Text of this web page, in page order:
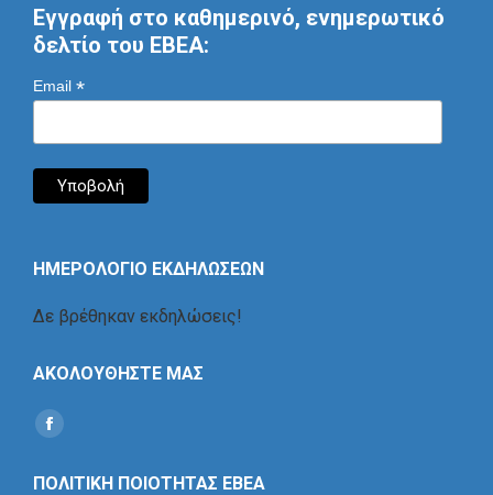
Εγγραφή στο καθημερινό, ενημερωτικό
δελτίο του ΕΒΕΑ:
Email *
ΗΜΕΡΟΛΟΓΙΟ ΕΚΔΗΛΩΣΕΩΝ
Δε βρέθηκαν εκδηλώσεις!
ΑΚΟΛΟΥΘΗΣΤΕ ΜΑΣ
Find us on:
Social
ΠΟΛΙΤΙΚΗ ΠΟΙΟΤΗΤΑΣ ΕΒΕΑ